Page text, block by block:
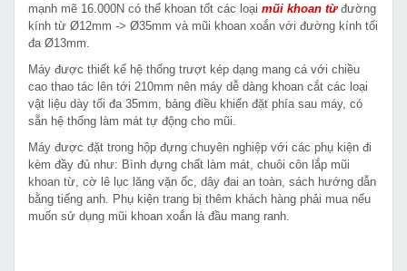
mạnh mẽ 16.000N có thể khoan tốt các loại mũi khoan từđường
kính từ Ø12mm -> Ø35mm và mũi khoan xoắn với đường kính tối
đa Ø13mm.
Máy được thiết kế hệ thống trượt kép dạng mang cá với chiều
cao thao tác lên tới 210mm nên máy dễ dàng khoan cắt các loại
vật liệu dày tối đa 35mm, bảng điều khiển đặt phía sau máy, có
sẵn hệ thống làm mát tự động cho mũi.
Máy được đặt trong hộp đựng chuyên nghiệp với các phụ kiện đi
kèm đầy đủ như: Bình đựng chất làm mát, chuôi côn lắp mũi
khoan từ, cờ lê lục lăng vặn ốc, dây đai an toàn, sách hướng dẫn
bằng tiếng anh. Phụ kiện trang bị thêm khách hàng phải mua nếu
muốn sử dụng mũi khoan xoắn là đầu mang ranh.